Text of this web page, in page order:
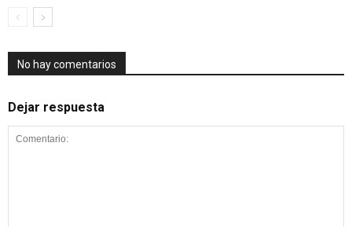
No hay comentarios
Dejar respuesta